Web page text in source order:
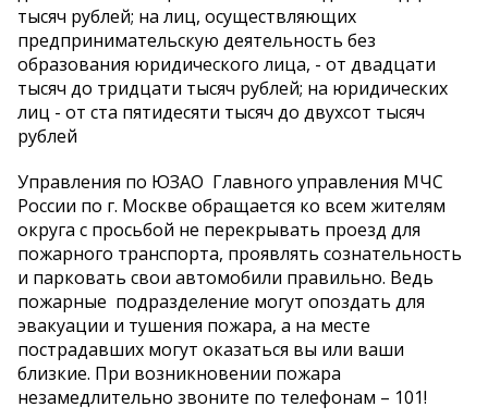
тысяч рублей; на лиц, осуществляющих
предпринимательскую деятельность без
образования юридического лица, - от двадцати
тысяч до тридцати тысяч рублей; на юридических
лиц - от ста пятидесяти тысяч до двухсот тысяч
рублей
Управления по ЮЗАО Главного управления МЧС
России по г. Москве обращается ко всем жителям
округа с просьбой не перекрывать проезд для
пожарного транспорта, проявлять сознательность
и парковать свои автомобили правильно. Ведь
пожарные подразделение могут опоздать для
эвакуации и тушения пожара, а на месте
пострадавших могут оказаться вы или ваши
близкие. При возникновении пожара
незамедлительно звоните по телефонам – 101!